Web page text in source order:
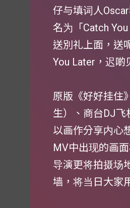
仔与填词人
名为「Catch
送別礼上面，送
You Later，迟啲
原版《好好挂住
生）、商台DJ飞
以画作分享内心
MV中出现的画
导演更将拍摄场
墙，将当日大家